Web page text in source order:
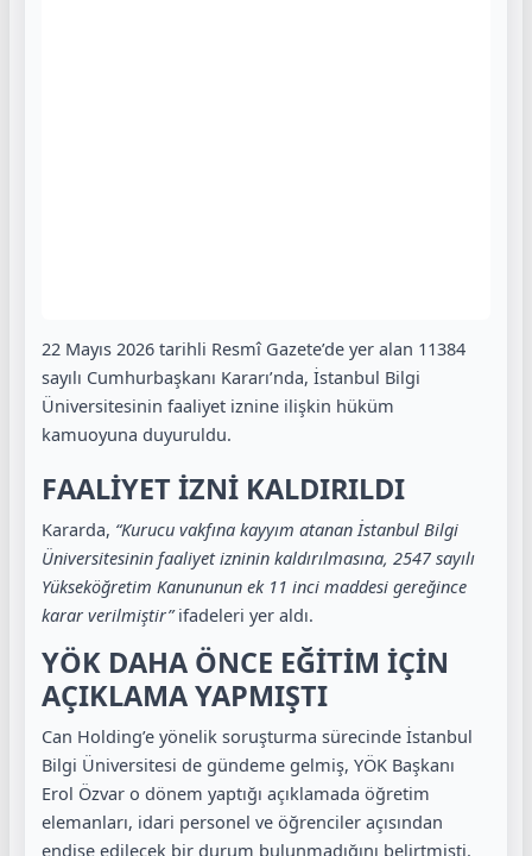
22 Mayıs 2026 tarihli Resmî Gazete’de yer alan 11384
sayılı Cumhurbaşkanı Kararı’nda, İstanbul Bilgi
Üniversitesinin faaliyet iznine ilişkin hüküm
kamuoyuna duyuruldu.
FAALİYET İZNİ KALDIRILDI
Kararda, “Kurucu vakfına kayyım atanan İstanbul Bilgi
Üniversitesinin faaliyet izninin kaldırılmasına, 2547 sayılı
Yükseköğretim Kanununun ek 11 inci maddesi gereğince
karar verilmiştir”ifadeleri yer aldı.
YÖK DAHA ÖNCE EĞİTİM İÇİN
AÇIKLAMA YAPMIŞTI
Can Holding’e yönelik soruşturma sürecinde İstanbul
Bilgi Üniversitesi de gündeme gelmiş, YÖK Başkanı
Erol Özvar o dönem yaptığı açıklamada öğretim
elemanları, idari personel ve öğrenciler açısından
endişe edilecek bir durum bulunmadığını belirtmişti.